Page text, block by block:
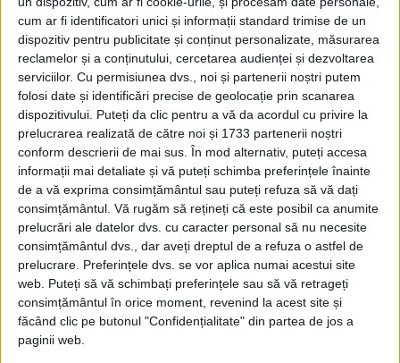
cum ar fi identificatori unici și informații standard trimise de un
dispozitiv pentru publicitate și conținut personalizate, măsurarea
reclamelor și a conținutului, cercetarea audienței și dezvoltarea
serviciilor. Cu permisiunea dvs., noi și partenerii noștri putem
folosi date și identificări precise de geolocație prin scanarea
dispozitivului. Puteți da clic pentru a vă da acordul cu privire la
prelucrarea realizată de către noi și 1733 partenerii noștri
conform descrierii de mai sus. În mod alternativ, puteți accesa
informații mai detaliate și vă puteți schimba preferințele înainte
de a vă exprima consimțământul sau puteți refuza să vă dați
consimțământul. Vă rugăm să rețineți că este posibil ca anumite
prelucrări ale datelor dvs. cu caracter personal să nu necesite
consimțământul dvs., dar aveți dreptul de a refuza o astfel de
prelucrare. Preferințele dvs. se vor aplica numai acestui site
web. Puteți să vă schimbați preferințele sau să vă retrageți
consimțământul în orice moment, revenind la acest site și
făcând clic pe butonul "Confidențialitate" din partea de jos a
paginii web.
Afaceri oneroase care au marcat România
modernă: Strousberg și Hallier
ETICHETE: JIMMY CARTER, SPIONAJ
PUBLICAT IN CATEGORIILE: IUNIE 2020
DISTRIBUIE ȘTIREA: FACEBOOK|TWITTER
DACĂ VA PLAC MATERIALELE PUBLICATE, VA INVITĂM SĂ NE URMĂRIȚI
ȘI PE PAGINA NOASTRĂ DE FACEBOOK
RECOMANDARI PENTRU TINE
Istoria sloturilor: de la primele aparate
la sloturile online